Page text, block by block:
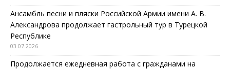
Ансамбль песни и пляски Российской Армии имени А. В.
Александрова продолжает гастрольный тур в Турецкой
Республике
03.07.2026
Продолжается ежедневная работа с гражданами на